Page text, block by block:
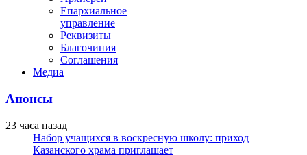
Епархиальное
управление
Реквизиты
Благочиния
Соглашения
Медиа
Анонсы
23 часа назад
Набор учащихся в воскресную школу: приход
Казанского храма приглашает